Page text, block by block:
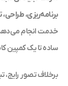
برنامه‌ریزی،
خدمت انجام
ساده تا یک کمپین
برخلاف تصور رایج،